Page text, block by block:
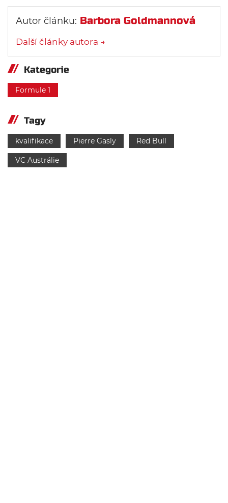
Autor článku: Barbora Goldmannová
Další články autora →
Kategorie
Formule 1
Tagy
kvalifikace Pierre Gasly Red Bull
VC Austrálie